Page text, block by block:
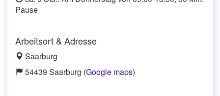
Pause
Arbeitsort & Adresse
Saarburg
54439 Saarburg (Google maps)